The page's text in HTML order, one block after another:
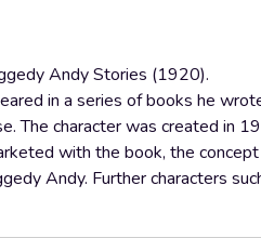
Andy Stories (1920).
in a series of books he
The character was created in
with the book, the
Andy. Further characters